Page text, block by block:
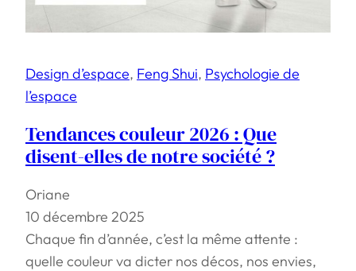
Design d’espace, Feng Shui, Psychologie de
l’espace
Tendances couleur 2026 : Que
disent-elles de notre société ?
Oriane
10 décembre 2025
Chaque fin d’année, c’est la même attente :
quelle couleur va dicter nos décos, nos envies,